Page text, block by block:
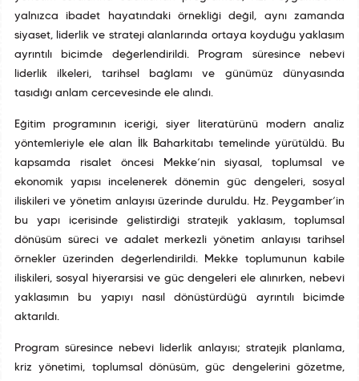
yalnızca ibadet hayatındaki örnekliği değil, aynı zamanda
siyaset, liderlik ve strateji alanlarında ortaya koyduğu yaklaşım
ayrıntılı biçimde değerlendirildi. Program süresince nebevî
liderlik ilkeleri, tarihsel bağlamı ve günümüz dünyasında
taşıdığı anlam çerçevesinde ele alındı.
Eğitim programının içeriği, siyer literatürünü modern analiz
yöntemleriyle ele alan İlk Baharkitabı temelinde yürütüldü. Bu
kapsamda risalet öncesi Mekke’nin siyasal, toplumsal ve
ekonomik yapısı incelenerek dönemin güç dengeleri, sosyal
ilişkileri ve yönetim anlayışı üzerinde duruldu. Hz. Peygamber’in
bu yapı içerisinde geliştirdiği stratejik yaklaşım, toplumsal
dönüşüm süreci ve adalet merkezli yönetim anlayışı tarihsel
örnekler üzerinden değerlendirildi. Mekke toplumunun kabile
ilişkileri, sosyal hiyerarşisi ve güç dengeleri ele alınırken, nebevî
yaklaşımın bu yapıyı nasıl dönüştürdüğü ayrıntılı biçimde
aktarıldı.
Program süresince nebevî liderlik anlayışı; stratejik planlama,
kriz yönetimi, toplumsal dönüşüm, güç dengelerini gözetme,